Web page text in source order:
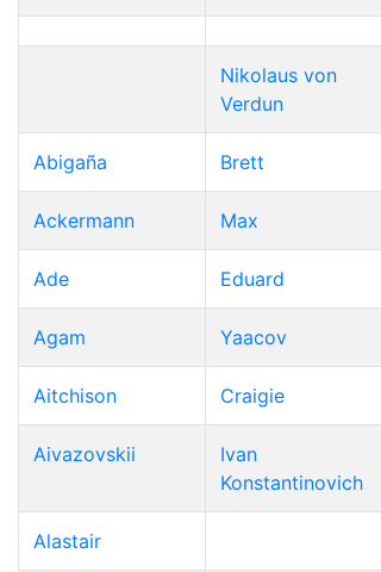
Nikolaus von
Verdun
Abigaña Brett
Ackermann Max
Ade Eduard
Agam Yaacov
Aitchison Craigie
Aivazovskii
Ivan
Konstantinovich
Alastair